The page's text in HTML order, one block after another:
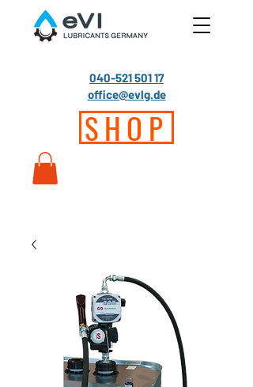
040-521 501 17
office@evlg.de
SHOP